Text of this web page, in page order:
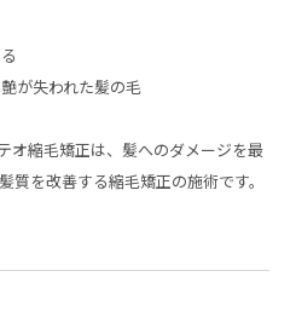
が失われた髪の毛
オ縮毛矯正は、髪へのダメージを最
質を改善する縮毛矯正の施術です。